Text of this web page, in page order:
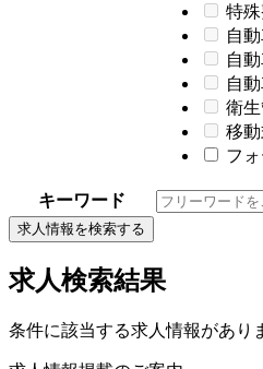
特
自
自
自
衛
移
フ
キーワード
求人情報を検索する
求人検索結果
条件に該当する求人情報があり